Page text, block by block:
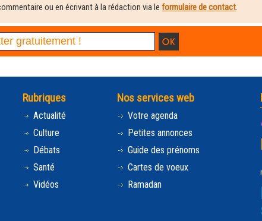
ou en écrivant à la rédaction via le formulaire de contact.
Rubriques
Actualité
Culture
Débats
Santé
Vidéos
Nos services web
Votre agenda
Petites annonces
Guide des prénoms
Cartes de voeux
Ramadan